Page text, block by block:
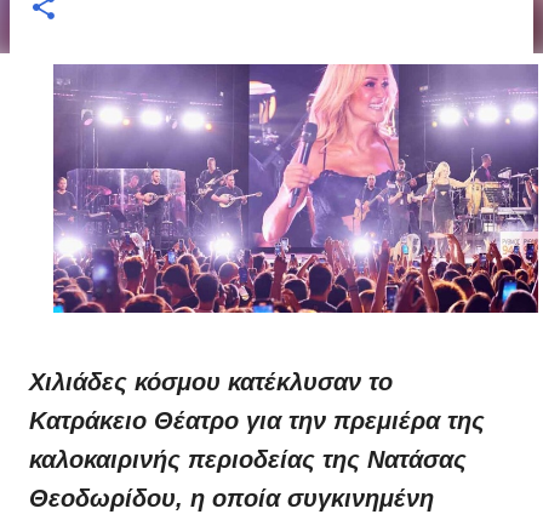
Χιλιάδες κόσμου κατέκλυσαν το
Κατράκειο Θέατρο για την πρεμιέρα της
καλοκαιρινής περιοδείας της Νατάσας
Θεοδωρίδου, η οποία συγκινημένη